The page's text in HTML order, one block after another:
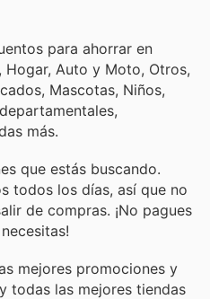
para ahorrar en
Auto y Moto, Otros,
Mascotas, Niños,
más.
que estás buscando.
todos los días, así que no
de compras. ¡No pagues
mejores promociones y
y todas las mejores tiendas